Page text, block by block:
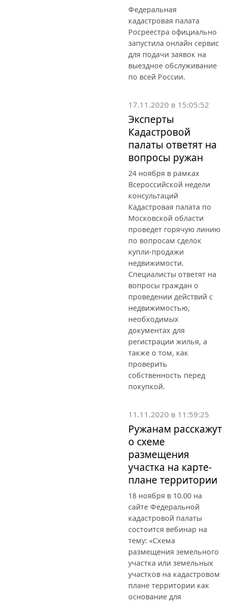
Федеральная
кадастровая палата
Росреестра официально
запустила онлайн сервис
для подачи заявок на
выездное обслуживание
по всей России.
17.11.2020 в 15:05:52
Эксперты
Кадастровой
палаты ответят на
вопросы ружан
24 ноября в рамках
Всероссийской недели
консультаций
Кадастровая палата по
Московской области
проведет горячую линию
по вопросам сделок
купли-продажи
недвижимости.
Специалисты ответят на
вопросы граждан о
проведении действий с
недвижимостью,
необходимых
документах для
регистрации жилья, а
также о том, как
проверить
собственность перед
покупкой.
11.11.2020 в 11:59:25
Ружанам расскажут
о схеме
размещения
участка на карте-
плане территории
18 ноября в 10.00 на
сайте Федеральной
кадастровой палаты
состоится вебинар на
тему: «Схема
размещения земельного
участка или земельных
участков на кадастровом
плане территории как
основание для